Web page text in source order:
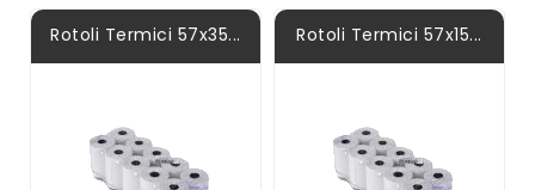
Rotoli Termici 57x35... Rotoli Termici 57x15...